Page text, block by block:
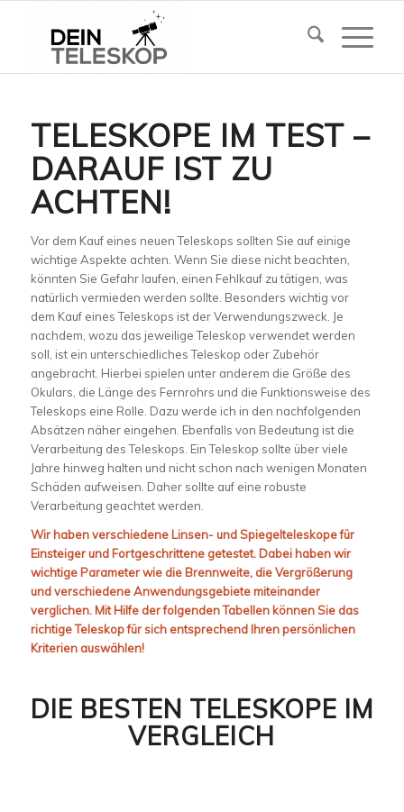
TELESKOPE IM TEST –
DARAUF IST ZU
ACHTEN!
Vor dem Kauf eines neuen Teleskops sollten Sie auf einige
wichtige Aspekte achten. Wenn Sie diese nicht beachten,
könnten Sie Gefahr laufen, einen Fehlkauf zu tätigen, was
natürlich vermieden werden sollte. Besonders wichtig vor
dem Kauf eines Teleskops ist der Verwendungszweck. Je
nachdem, wozu das jeweilige Teleskop verwendet werden
soll, ist ein unterschiedliches Teleskop oder Zubehör
angebracht. Hierbei spielen unter anderem die Größe des
Okulars, die Länge des Fernrohrs und die Funktionsweise des
Teleskops eine Rolle. Dazu werde ich in den nachfolgenden
Absätzen näher eingehen. Ebenfalls von Bedeutung ist die
Verarbeitung des Teleskops. Ein Teleskop sollte über viele
Jahre hinweg halten und nicht schon nach wenigen Monaten
Schäden aufweisen. Daher sollte auf eine robuste
Verarbeitung geachtet werden.
Wir haben verschiedene Linsen- und Spiegelteleskope für
Einsteiger und Fortgeschrittene getestet. Dabei haben wir
wichtige Parameter wie die Brennweite, die Vergrößerung
und verschiedene Anwendungsgebiete miteinander
verglichen. Mit Hilfe der folgenden Tabellen können Sie das
richtige Teleskop für sich entsprechend Ihren persönlichen
Kriterien auswählen!
DIE BESTEN TELESKOPE IM
VERGLEICH